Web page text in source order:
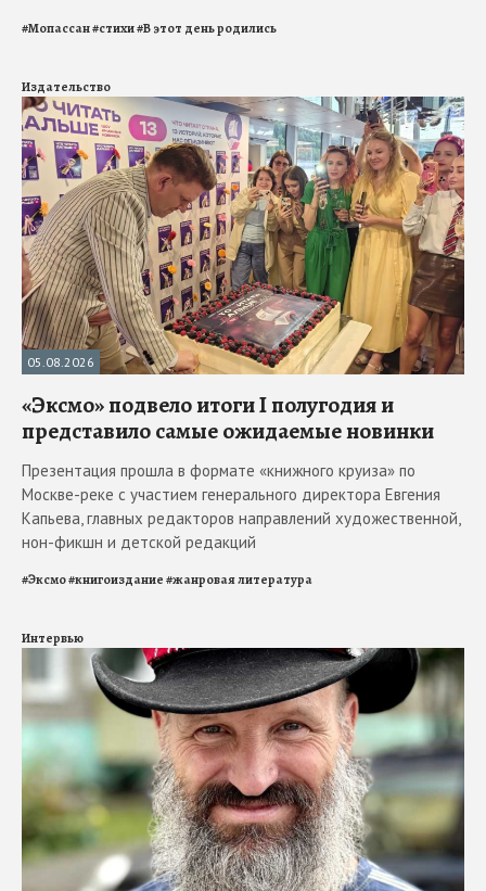
#Мопассан#стихи#В этот день родились
Издательство
05.08.2026
«Эксмо» подвело итоги I полугодия и
представило самые ожидаемые новинки
Презентация прошла в формате «книжного круиза» по
Москве-реке с участием генерального директора Евгения
Капьева, главных редакторов направлений художественной,
нон-фикшн и детской редакций
#Эксмо#книгоиздание#жанровая литература
Интервью